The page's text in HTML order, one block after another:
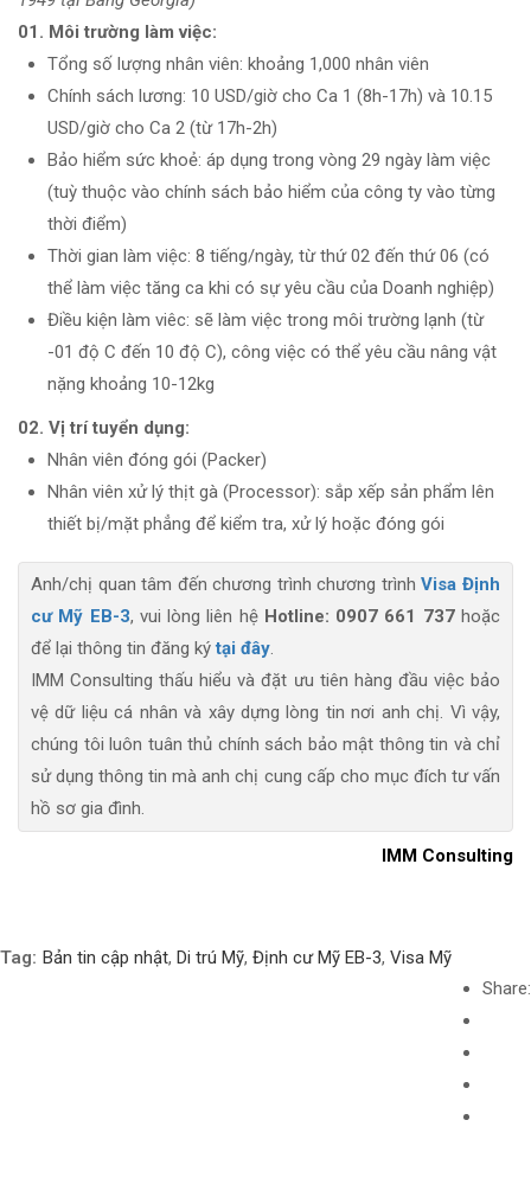
01. Môi trường làm việc:
Tổng số lượng nhân viên: khoảng 1,000 nhân viên
Chính sách lương: 10 USD/giờ cho Ca 1 (8h-17h) và 10.15
USD/giờ cho Ca 2 (từ 17h-2h)
Bảo hiểm sức khoẻ: áp dụng trong vòng 29 ngày làm việc
(tuỳ thuộc vào chính sách bảo hiểm của công ty vào từng
thời điểm)
Thời gian làm việc: 8 tiếng/ngày, từ thứ 02 đến thứ 06 (có
thể làm việc tăng ca khi có sự yêu cầu của Doanh nghiệp)
Điều kiện làm viêc: sẽ làm việc trong môi trường lạnh (từ
-01 độ C đến 10 độ C), công việc có thể yêu cầu nâng vật
nặng khoảng 10-12kg
02. Vị trí tuyển dụng:
Nhân viên đóng gói (Packer)
Nhân viên xử lý thịt gà (Processor): sắp xếp sản phẩm lên
thiết bị/mặt phẳng để kiểm tra, xử lý hoặc đóng gói
Anh/chị quan tâm đến chương trình chương trìnhVisa Định
cư Mỹ EB-3, vui lòng liên hệ Hotline: 0907 661 737hoặc
để lại thông tin đăng kýtại đây.
IMM Consulting thấu hiểu và đặt ưu tiên hàng đầu việc bảo
vệ dữ liệu cá nhân và xây dựng lòng tin nơi anh chị. Vì vậy,
chúng tôi luôn tuân thủ chính sách bảo mật thông tin và chỉ
sử dụng thông tin mà anh chị cung cấp cho mục đích tư vấn
hồ sơ gia đình.
IMM Consulting
Tag: Bản tin cập nhật, Di trú Mỹ, Định cư Mỹ EB-3, Visa Mỹ
Share: